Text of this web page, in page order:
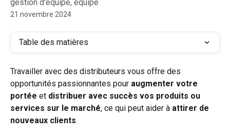
gestion d'équipe, équipe
21 novembre 2024
Table des matières
Travailler avec des distributeurs vous offre des
opportunités passionnantes pour augmenter votre
portée et distribuer avec succès vos produits ou
services sur le marché, ce qui peut aider à attirer de
nouveaux clients.